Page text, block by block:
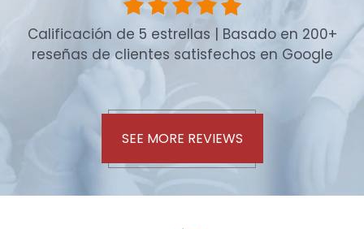
Calificación de 5 estrellas | Basado en 200+
reseñas de clientes satisfechos en Google
SEE MORE REVIEWS